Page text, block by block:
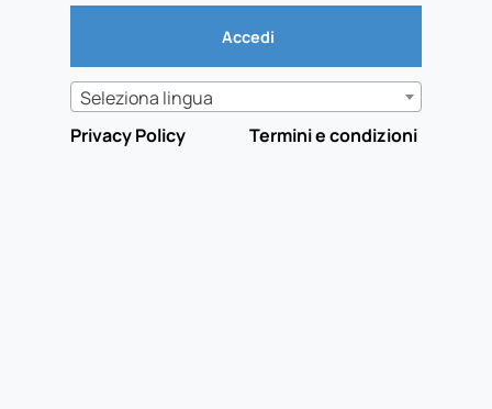
Seleziona lingua
Privacy Policy
Termini e condizioni